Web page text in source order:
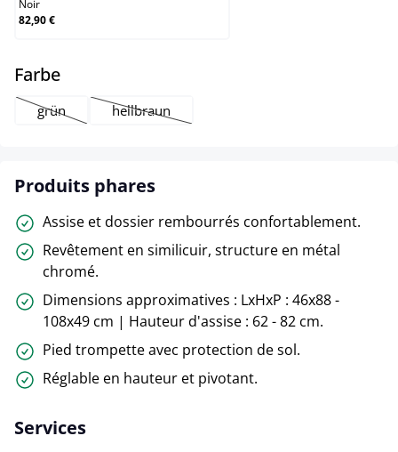
Noir
82,90 €
Farbeselect
grün
(Cette option n'est pas disponible pour le moment.)
hellbraun
(Cette option n'est pas disponible pour le
Produits phares
Assise et dossier rembourrés confortablement.
Revêtement en similicuir, structure en métal
chromé.
Dimensions approximatives : LxHxP : 46x88 -
108x49 cm | Hauteur d'assise : 62 - 82 cm.
Pied trompette avec protection de sol.
Réglable en hauteur et pivotant.
Services